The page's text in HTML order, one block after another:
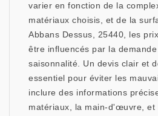
varier en fonction de la
matériaux choisis, et de la
Abbans Dessus, 25440, les
être influencés par la
saisonnalité. Un devis clair et
essentiel pour éviter les
inclure des informations
matériaux, la main-d'œuvre, et